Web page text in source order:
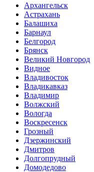
Архангельск
Астрахань
Балашиха
Барнаул
Белгород
Брянск
Великий Новгород
Видное
Владивосток
Владикавказ
Владимир
Волжский
Вологда
Воскресенск
Грозный
Дзержинский
Дмитров
Долгопрудный
Домодедово